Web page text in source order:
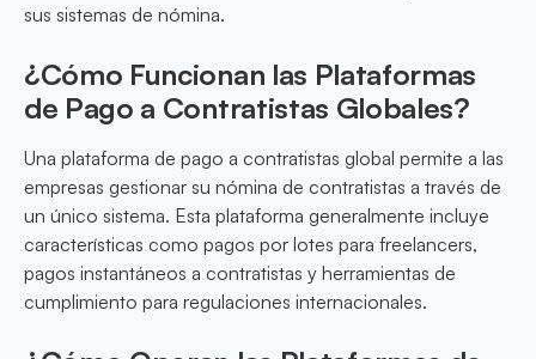
sus sistemas de nómina.
¿Cómo Funcionan las Plataformas
de Pago a Contratistas Globales?
Una plataforma de pago a contratistas global permite a las
empresas gestionar su nómina de contratistas a través de
un único sistema. Esta plataforma generalmente incluye
características como pagos por lotes para freelancers,
pagos instantáneos a contratistas y herramientas de
cumplimiento para regulaciones internacionales.